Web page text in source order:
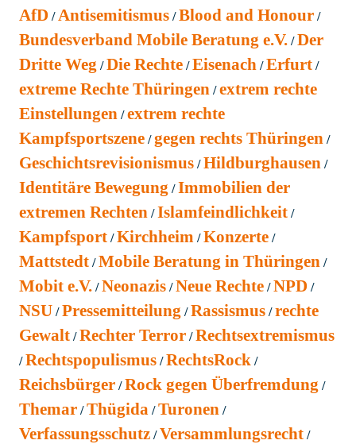
AfD Antisemitismus Blood and Honour
Bundesverband Mobile Beratung e.V. Der
Dritte Weg Die Rechte Eisenach Erfurt
extreme Rechte Thüringen extrem rechte
Einstellungen extrem rechte
Kampfsportszene gegen rechts Thüringen
Geschichtsrevisionismus Hildburghausen
Identitäre Bewegung Immobilien der
extremen Rechten Islamfeindlichkeit
Kampfsport Kirchheim Konzerte
Mattstedt Mobile Beratung in Thüringen
Mobit e.V. Neonazis Neue Rechte NPD
NSU Pressemitteilung Rassismus rechte
Gewalt Rechter Terror Rechtsextremismus
Rechtspopulismus RechtsRock
Reichsbürger Rock gegen Überfremdung
Themar Thügida Turonen
Verfassungsschutz Versammlungsrecht